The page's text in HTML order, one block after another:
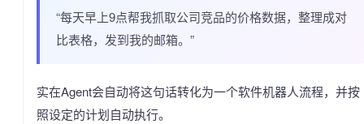
“每天早上9点帮我抓取公司竞品的价格数据，整理成对
比表格，发到我的邮箱。”
实在Agent会自动将这句话转化为一个软件机器人流程，并按
照设定的计划自动执行。